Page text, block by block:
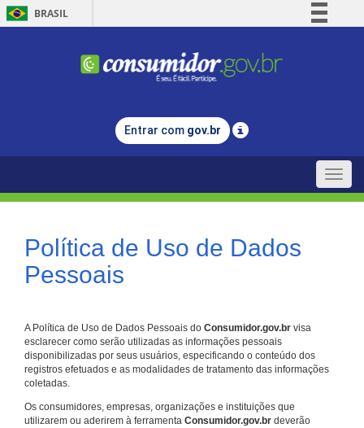
BRASIL
Comunica BR
Legislação
Entrar com gov.br
Toggle
Política de Uso de Dados
Pessoais
A Política de Uso de Dados Pessoais do Consumidor.gov.br visa
esclarecer como serão utilizadas as informações pessoais
disponibilizadas por seus usuários, especificando o conteúdo dos
registros efetuados e as modalidades de tratamento das informações
coletadas.
Os consumidores, empresas, organizações e instituições que
utilizarem ou aderirem à ferramenta Consumidor.gov.br deverão